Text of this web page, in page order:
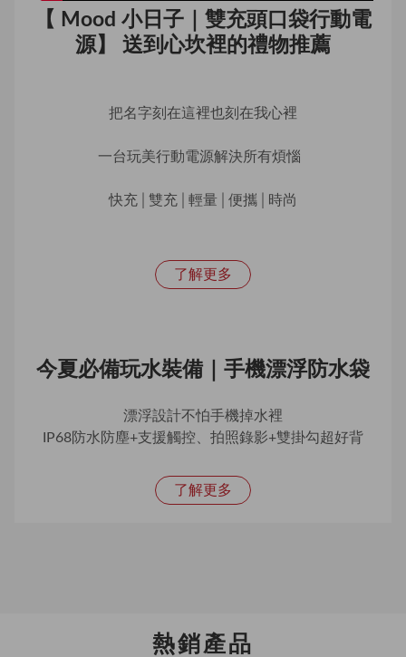
【 Mood 小日子｜雙充頭口袋行動電
源】 送到心坎裡的禮物推薦
把名字刻在這裡也刻在我心裡
一台玩美行動電源解決所有煩惱
快充│雙充│輕量│便攜│時尚
了解更多
今夏必備玩水裝備｜手機漂浮防水袋
漂浮設計不怕手機掉水裡
IP68防水防塵+支援觸控、拍照錄影+雙掛勾超好背
了解更多
熱銷產品